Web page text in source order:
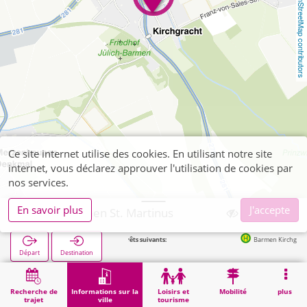
OpenStreetMap contributors
Recherche de
trajet
Informations sur la
ville
Loisirs et
tourisme
Mobilité plus
Jülich, Barmen St. Martinus
Départ Destination
Arrêts suivants: Barmen Kirchgracht in
Démarrage Informations sur la ville Jülich, Barmen St. Martinus
Ce site internet utilise des cookies. En utilisant notre site
internet, vous déclarez approuver l'utilisation de cookies par
nos services.
En savoir plus
J'accepte